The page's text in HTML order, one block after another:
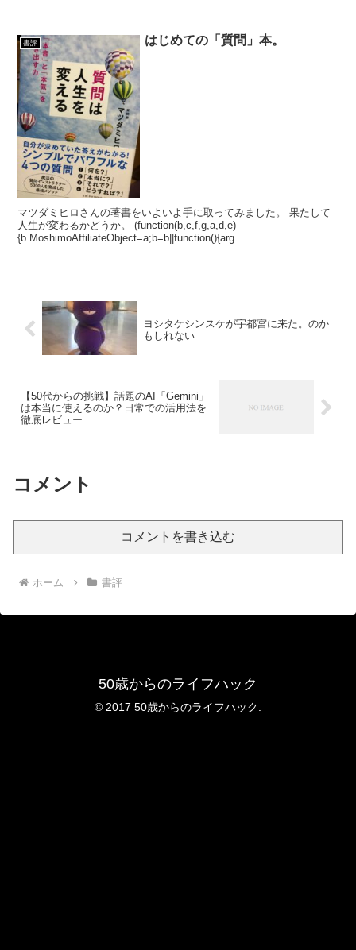
書評 はじめての「質問」本。
マツダミヒロさんの著書をいよいよ手に取ってみました。 果たして
人生が変わるかどうか。 (function(b,c,f,g,a,d,e)
{b.MoshimoAffiliateObject=a;b=b||function(){arg...
ヨシタケシンスケが宇都宮に来た。のか
もしれない
【50代からの挑戦】話題のAI「Gemini」
は本当に使えるのか？日常での活用法を
徹底レビュー
コメント
コメントを書き込む
ホーム 書評
50歳からのライフハック
© 2017 50歳からのライフハック.